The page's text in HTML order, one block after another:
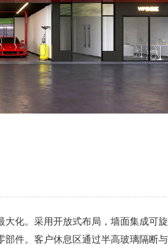
化。采用开放式布局，墙面集成
件。客户休息区通过半高玻璃隔